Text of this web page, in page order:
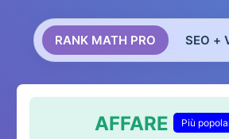
RANK MATH PRO SEO +
AFFARE Più